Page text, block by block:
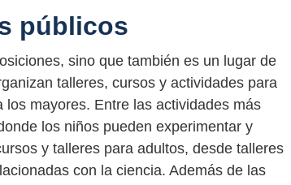
públicos
sino que también es un lugar de
talleres, cursos y actividades para
mayores. Entre las actividades más
los niños pueden experimentar y
y talleres para adultos, desde talleres
con la ciencia. Además de las